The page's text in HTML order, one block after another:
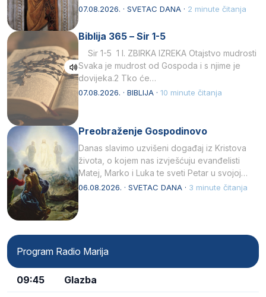
afričkim…
07.08.2026. · SVETAC DANA · 2 minute čitanja
Biblija 365 – Sir 1-5
Sir 1-5 1 I. ZBIRKA IZREKA Otajstvo mudrosti
Svaka je mudrost od Gospoda i s njime je
dovijeka.2 Tko će…
07.08.2026. · BIBLIJA · 10 minute čitanja
Preobraženje Gospodinovo
Danas slavimo uzvišeni događaj iz Kristova
života, o kojem nas izvješćuju evanđelisti
Matej, Marko i Luka te sveti Petar u svojoj
drugoj…
06.08.2026. · SVETAC DANA · 3 minute čitanja
Program Radio Marija
09:45 Glazba